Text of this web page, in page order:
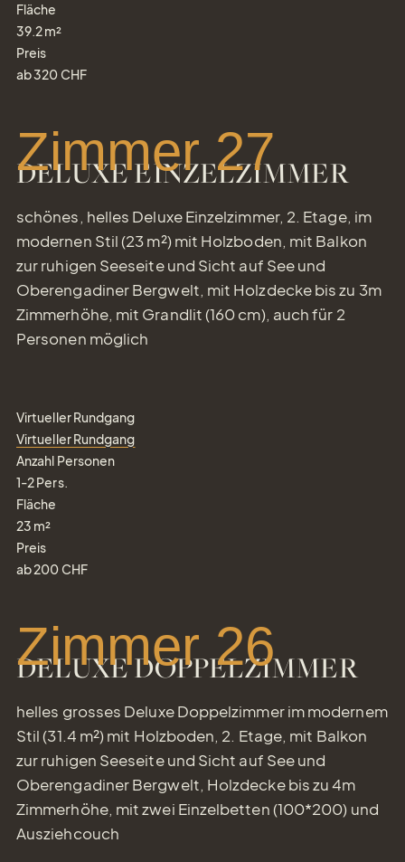
Fläche
39.2m²
Preis
ab320 CHF
DELUXE EINZELZIMMER
Zimmer 27
schönes, helles Deluxe Einzelzimmer, 2. Etage, im
modernen Stil (23 m²) mit Holzboden, mit Balkon
zur ruhigen Seeseite und Sicht auf See und
Oberengadiner Bergwelt, mit Holzdecke bis zu 3m
Zimmerhöhe, mit Grandlit (160 cm), auch für 2
Personen möglich
Virtueller Rundgang
Virtueller Rundgang
Anzahl Personen
1-2Pers.
Fläche
23 m²
Preis
ab200 CHF
DELUXE DOPPELZIMMER
Zimmer 26
helles grosses Deluxe Doppelzimmer im modernem
Stil (31.4 m²) mit Holzboden, 2. Etage, mit Balkon
zur ruhigen Seeseite und Sicht auf See und
Oberengadiner Bergwelt, Holzdecke bis zu 4m
Zimmerhöhe, mit zwei Einzelbetten (100*200) und
Ausziehcouch